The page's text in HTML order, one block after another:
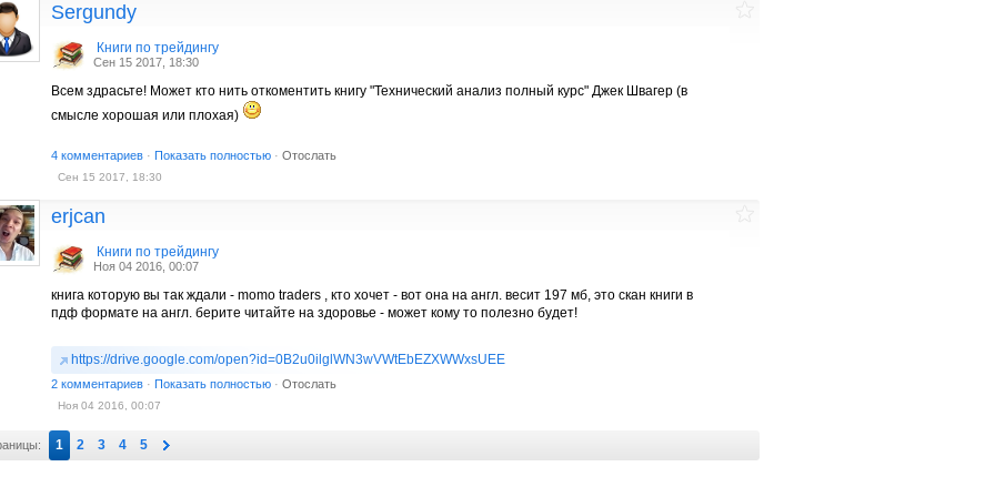
Sergundy
Книги по трейдингу
Сен 15 2017, 18:30
Всем здрасьте! Может кто нить откоментить книгу "Технический анализ полный курс" Джек Швагер (в
смысле хорошая или плохая)
4 комментариев · Показать полностью · Отослать
Сен 15 2017, 18:30
erjcan
Книги по трейдингу
Ноя 04 2016, 00:07
книга которую вы так ждали - momo traders , кто хочет - вот она на англ. весит 197 мб, это скан книги в
пдф формате на англ. берите читайте на здоровье - может кому то полезно будет!
https://drive.google.com/open?id=0B2u0ilglWN3wVWtEbEZXWWxsUEE
2 комментариев · Показать полностью · Отослать
Ноя 04 2016, 00:07
1 2 3 4 5